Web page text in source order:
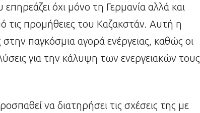
όχι μόνο τη Γερμανία αλλά και
τις προμήθειες του Καζακστάν. Αυτή η
στην παγκόσμια αγορά ενέργειας, καθώς οι
για την κάλυψη των ενεργειακών τους
να διατηρήσει τις σχέσεις της με